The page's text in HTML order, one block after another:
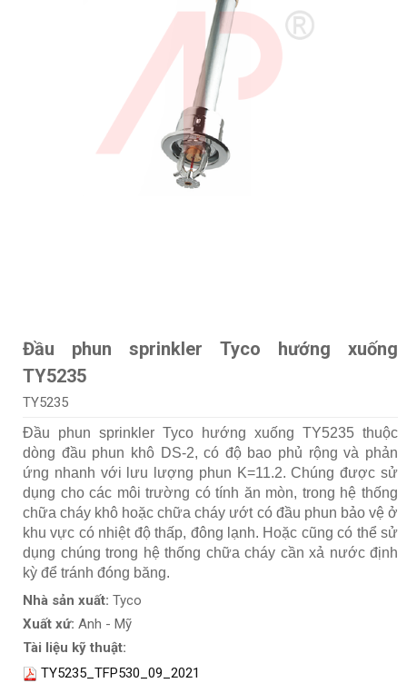
Đầu phun sprinkler Tyco hướng xuống
TY5235
TY5235
Đầu phun sprinkler Tyco hướng xuống TY5235 thuộc
dòng đầu phun khô DS-2, có độ bao phủ rộng và phản
ứng nhanh với lưu lượng phun K=11.2. Chúng được sử
dụng cho các môi trường có tính ăn mòn, trong hệ thống
chữa cháy khô hoặc chữa cháy ướt có đầu phun bảo vệ ở
khu vực có nhiệt độ thấp, đông lạnh. Hoặc cũng có thể sử
dụng chúng trong hệ thống chữa cháy cần xả nước định
kỳ để tránh đóng băng.
Nhà sản xuất: Tyco
Xuất xứ: Anh - Mỹ
Tài liệu kỹ thuật:
TY5235_TFP530_09_2021